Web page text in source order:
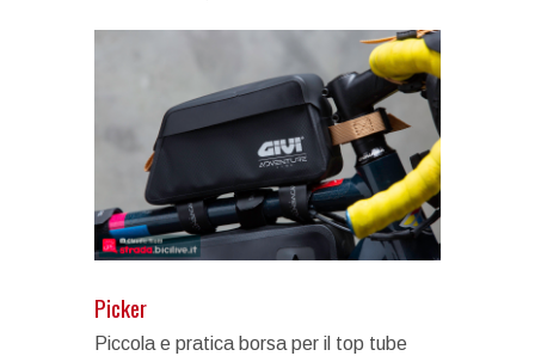
Picker
Piccola e pratica borsa per il top tube